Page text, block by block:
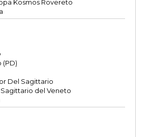
Kosmos Rovereto
(PD)
Del Sagittario
del Veneto